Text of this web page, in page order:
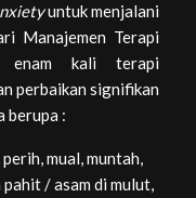
untuk menjalani
Manajemen Terapi
enam kali terapi
perbaikan signifikan
berupa :
mual, muntah,
/ asam di mulut,